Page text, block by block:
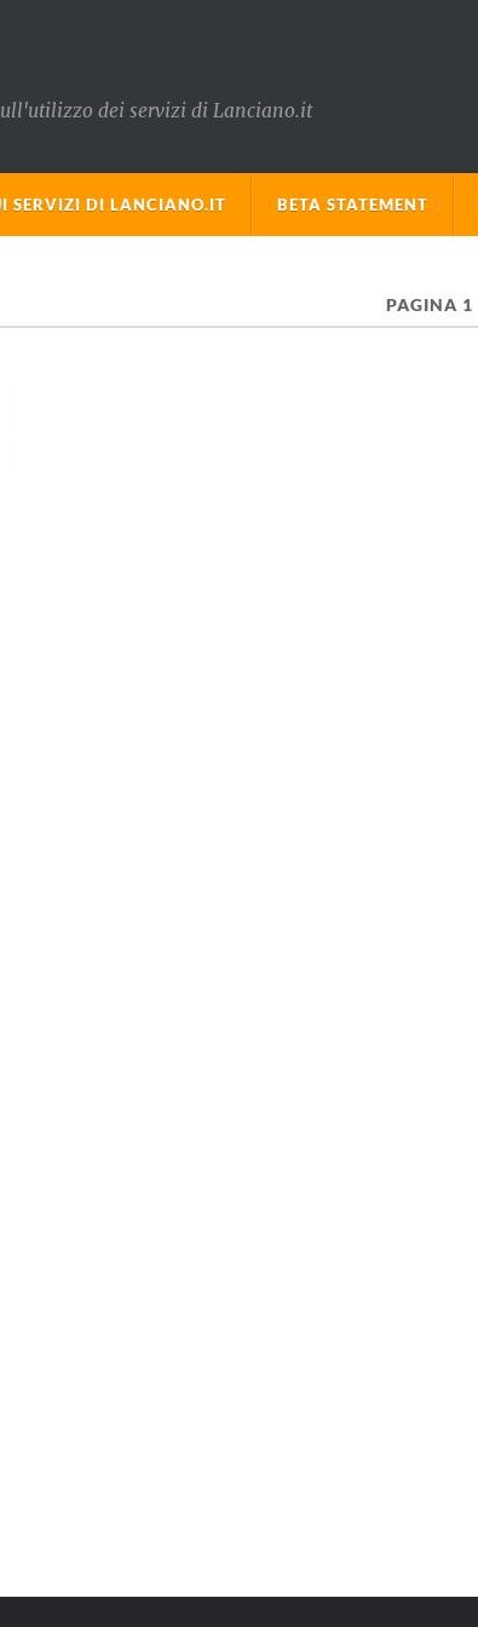
dei servizi di Lanciano.it
SERVIZI DI LANCIANO.IT BETA STATEMENT
PAGINA 1